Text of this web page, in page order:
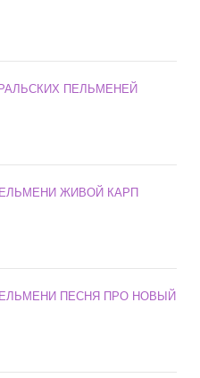
ПЕЛЬМЕНЕЙ
ЖИВОЙ КАРП
ПЕСНЯ ПРО НОВЫЙ